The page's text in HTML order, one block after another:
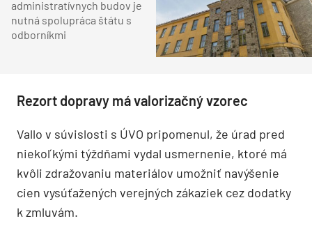
administratívnych budov je
nutná spolupráca štátu s
odborníkmi
Rezort dopravy má valorizačný vzorec
Vallo v súvislosti s ÚVO pripomenul, že úrad pred
niekoľkými týždňami vydal usmernenie, ktoré má
kvôli zdražovaniu materiálov umožniť navýšenie
cien vysúťažených verejných zákaziek cez dodatky
k zmluvám.